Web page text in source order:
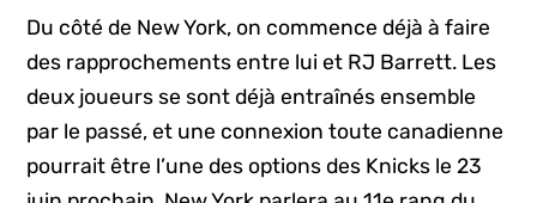
Du côté de New York, on commence déjà à faire
des rapprochements entre lui et RJ Barrett. Les
deux joueurs se sont déjà entraînés ensemble
par le passé, et une connexion toute canadienne
pourrait être l’une des options des Knicks le 23